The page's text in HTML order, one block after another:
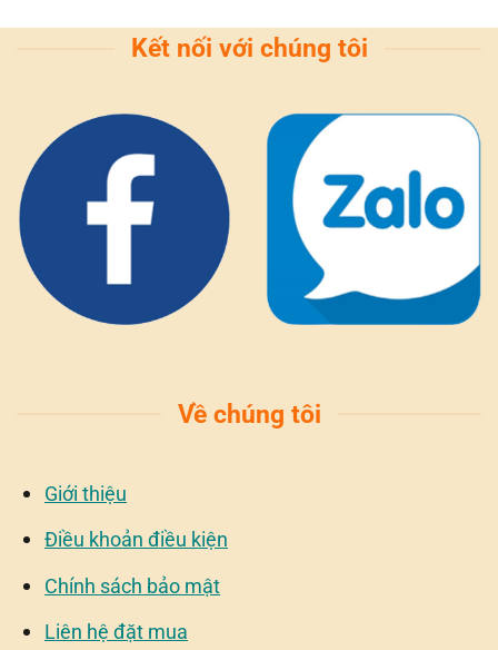
Kết nối với chúng tôi
Về chúng tôi
Giới thiệu
Điều khoản điều kiện
Chính sách bảo mật
Liên hệ đặt mua